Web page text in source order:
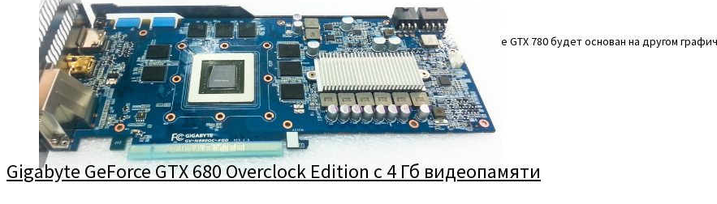
Ресурс OBR-Hardware опубликовал информацию, что следующий флагман NVIDIA — GeForce GTX 780 будет основан на другом
Gigabyte GeForce GTX 680 Overclock Edition с 4 Гб видеопамяти